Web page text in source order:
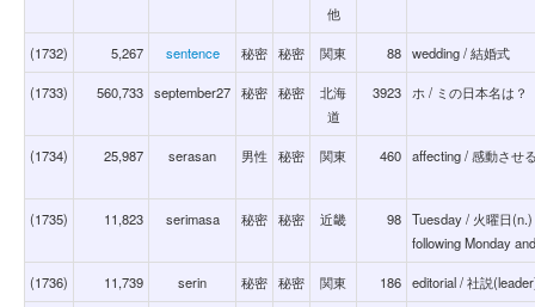
他
(1732) 5,267 sentence 秘密 秘密 関東 88 wedding / 結婚式
(1733) 560,733 september27 秘密 秘密
北海
道
3923 ホ / ミの日本名は？
(1734) 25,987 serasan 男性 秘密 関東 460 affecting / 感動させ
(1735) 11,823 serimasa 秘密 秘密 近畿 98 Tuesday / 火曜日
following Monday
(1736) 11,739 serin 秘密 秘密 関東 186 editorial / 社説